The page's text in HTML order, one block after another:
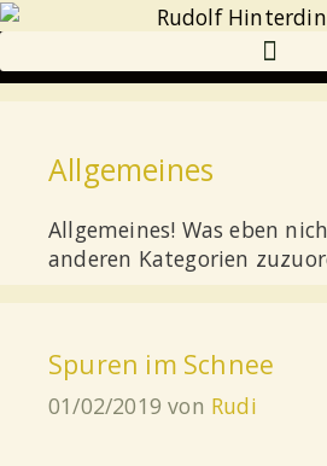
Allgemeines
Allgemeines! Was eben
anderen Kategorien
Spuren im Schnee
01/02/2019 von Rudi